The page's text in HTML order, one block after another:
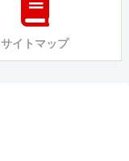
サイトマップ